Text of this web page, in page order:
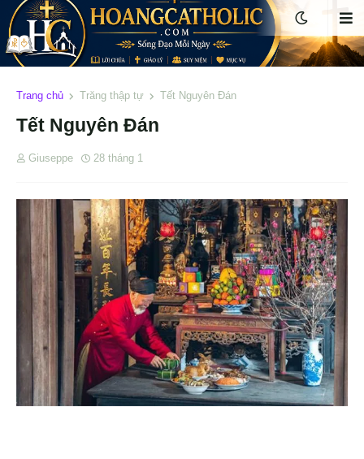
Trang chủ Trăng thập tự Tết Nguyên Đán
Tết Nguyên Đán
Giuseppe 28 tháng 1